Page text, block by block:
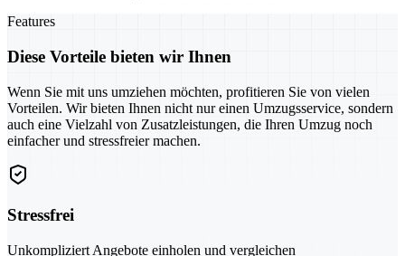
Features
Diese Vorteile bieten wir Ihnen
Wenn Sie mit uns umziehen möchten, profitieren Sie von vielen
Vorteilen. Wir bieten Ihnen nicht nur einen Umzugsservice, sondern
auch eine Vielzahl von Zusatzleistungen, die Ihren Umzug noch
einfacher und stressfreier machen.
Stressfrei
Unkompliziert Angebote einholen und vergleichen